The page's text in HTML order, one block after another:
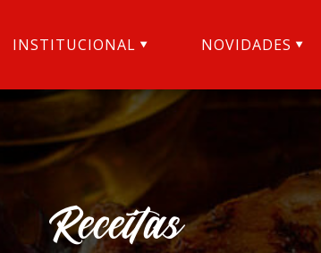
INSTITUCIONAL NOVIDADES
Receitas